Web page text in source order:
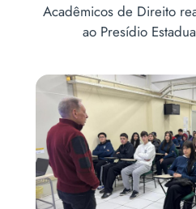
Acadêmicos de Direito
ao Presídio